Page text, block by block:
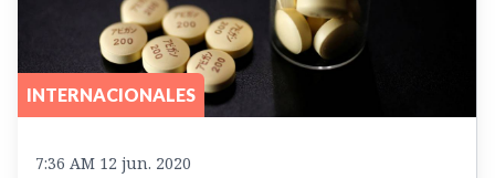
INTERNACIONALES
7:36 AM 12 jun. 2020